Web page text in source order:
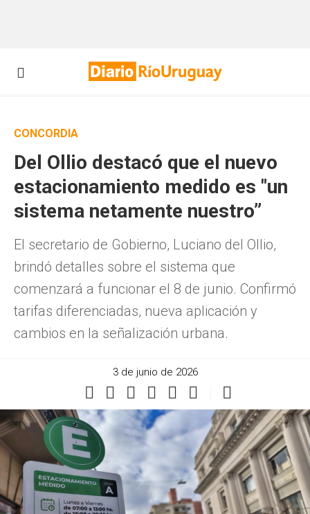
CONCORDIA
Del Ollio destacó que el nuevo
estacionamiento medido es "un
sistema netamente nuestro”
El secretario de Gobierno, Luciano del Ollio,
brindó detalles sobre el sistema que
comenzará a funcionar el 8 de junio. Confirmó
tarifas diferenciadas, nueva aplicación y
cambios en la señalización urbana.
3 de junio de 2026